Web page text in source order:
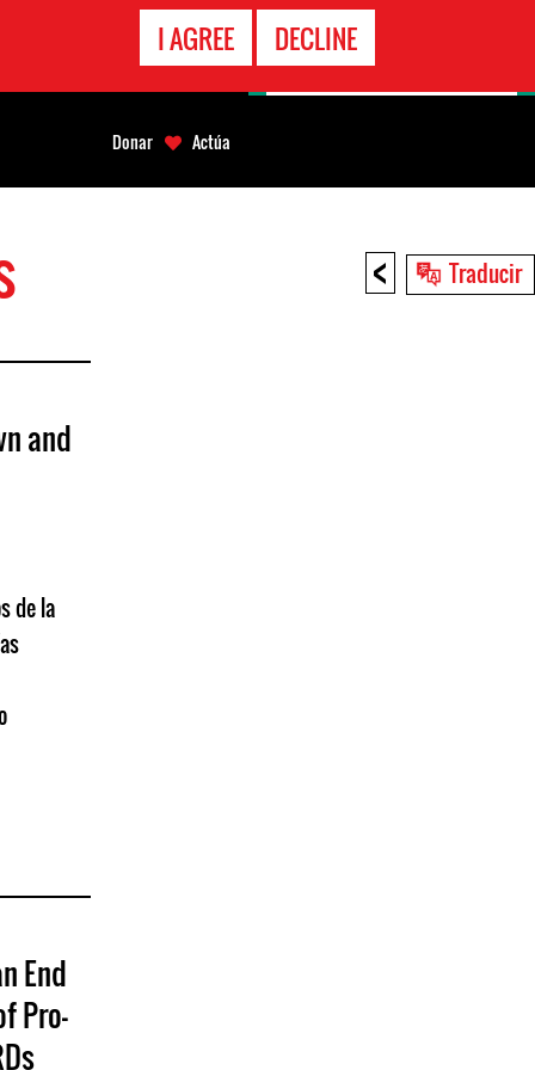
I AGREE DECLINE
< Traducir
and
de la
End
Pro-
Donar Actúa
EMERGENCIA